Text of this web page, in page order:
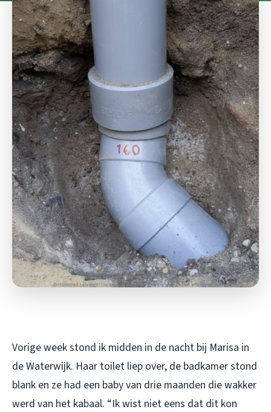
Vorige week stond ik midden in de nacht bij Marisa in
de Waterwijk. Haar toilet liep over, de badkamer stond
blank en ze had een baby van drie maanden die wakker
werd van het kabaal. “Ik wist niet eens dat dit kon